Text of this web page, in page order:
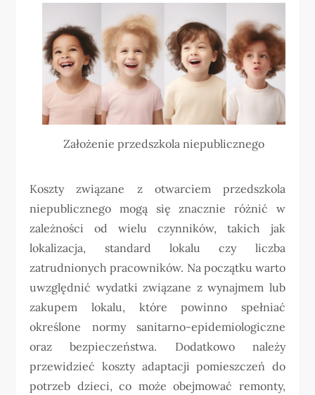
Założenie przedszkola niepublicznego
Koszty związane z otwarciem przedszkola
niepublicznego mogą się znacznie różnić w
zależności od wielu czynników, takich jak
lokalizacja, standard lokalu czy liczba
zatrudnionych pracowników. Na początku warto
uwzględnić wydatki związane z wynajmem lub
zakupem lokalu, które powinno spełniać
określone normy sanitarno-epidemiologiczne
oraz bezpieczeństwa. Dodatkowo należy
przewidzieć koszty adaptacji pomieszczeń do
potrzeb dzieci, co może obejmować remonty,